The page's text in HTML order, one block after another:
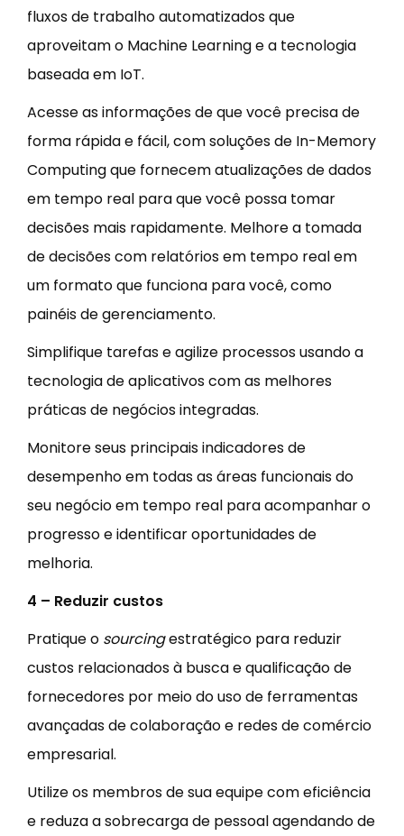
fluxos de trabalho automatizados que
aproveitam o Machine Learning e a tecnologia
baseada em IoT.
Acesse as informações de que você precisa de
forma rápida e fácil, com soluções de In-Memory
Computing que fornecem atualizações de dados
em tempo real para que você possa tomar
decisões mais rapidamente. Melhore a tomada
de decisões com relatórios em tempo real em
um formato que funciona para você, como
painéis de gerenciamento.
Simplifique tarefas e agilize processos usando a
tecnologia de aplicativos com as melhores
práticas de negócios integradas.
Monitore seus principais indicadores de
desempenho em todas as áreas funcionais do
seu negócio em tempo real para acompanhar o
progresso e identificar oportunidades de
melhoria.
4 – Reduzir custos
Pratique o sourcingestratégico para reduzir
custos relacionados à busca e qualificação de
fornecedores por meio do uso de ferramentas
avançadas de colaboração e redes de comércio
empresarial.
Utilize os membros de sua equipe com eficiência
e reduza a sobrecarga de pessoal agendando de